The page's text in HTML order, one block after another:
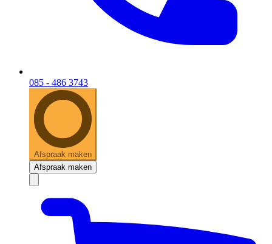
085 - 486 3743
Afspraak maken
Afspraak maken